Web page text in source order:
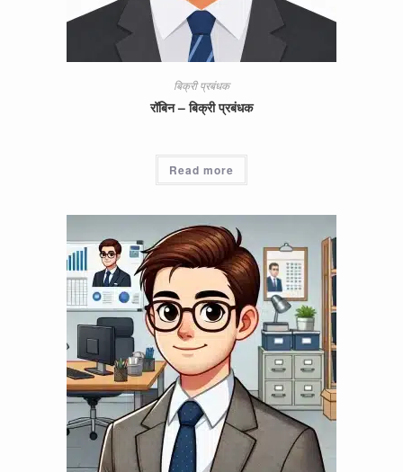
बिक्री प्रबंधक
रॉबिन – बिक्री प्रबंधक
Read more